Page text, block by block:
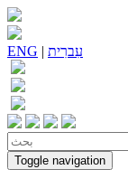
ENG | עִברִית
Toggle navigation